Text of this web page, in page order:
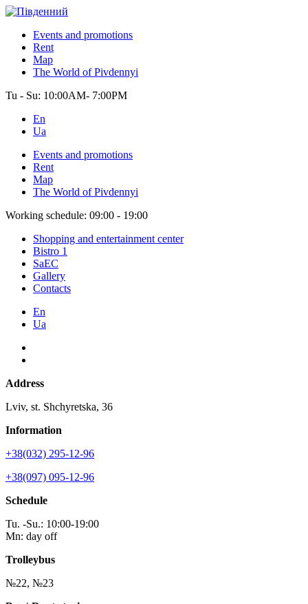
Events and promotions
Rent
Map
The World of Pivdennyi
Tu - Su: 10:00AM- 7:00PM
En
Ua
Events and promotions
Rent
Map
The World of Pivdennyi
Working schedule: 09:00 - 19:00
Shopping and entertainment center
Bistro 1
SaEC
Gallery
Contacts
En
Ua
Address
Lviv, st. Shchyretska, 36
Information
+38(032) 295-12-96
+38(097) 095-12-96
Schedule
Tu. -Su.: 10:00-19:00
Mn: day off
Trolleybus
№22, №23